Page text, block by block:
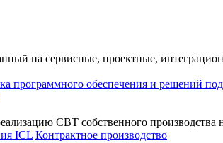
на сервисные, проектные,
программного обеспечения и решений под
СВТ собственного производства
ICL Контрактное производство